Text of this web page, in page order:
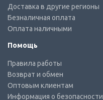
Доставка в другие регионы
Безналичная оплата
Оплата наличными
Помощь
Правила работы
Возврат и обмен
Оптовым клиентам
Информация о безопасности